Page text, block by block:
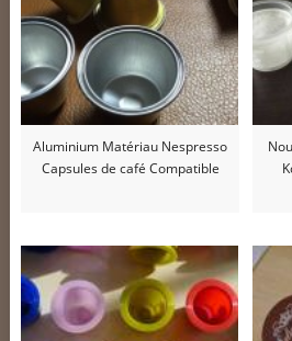
Aluminium Matériau Nespresso
Capsules de café Compatible